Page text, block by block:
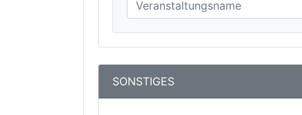
SONSTIGES